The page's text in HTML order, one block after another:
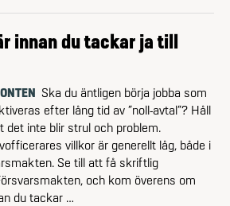
innan du tackar ja till
Ska du äntligen börja jobba som
efter lång tid av ”noll-avtal”? Håll
det inte blir strul och problem.
villkor är generellt låg, både i
Se till att få skriftlig
och kom överens om
du tackar …